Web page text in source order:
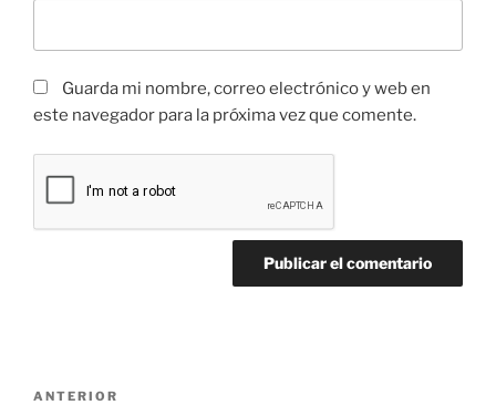
Guarda mi nombre, correo electrónico y web en
este navegador para la próxima vez que comente.
ANTERIOR